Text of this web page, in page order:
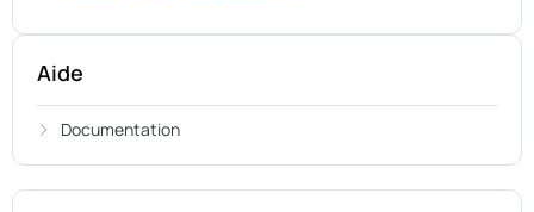
Aide
Documentation